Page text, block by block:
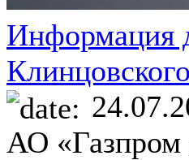
Информация
АО «Газпром